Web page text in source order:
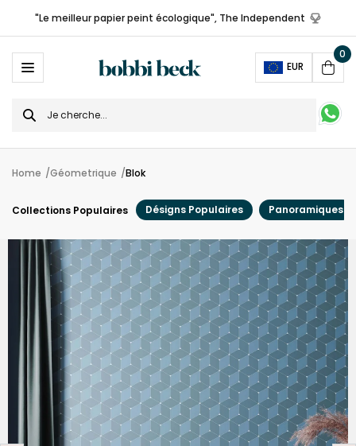
"Le meilleur papier peint écologique", The Independent
EUR
Cart
0
Search
for
Home Géometrique Blok
Collections Populaires Désigns Populaires Panoramiques